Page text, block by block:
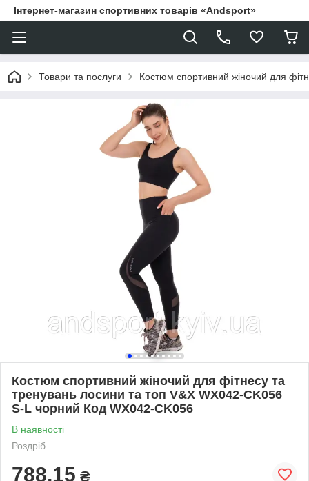
Інтернет-магазин спортивних товарів «Andsport»
Товари та послуги Костюм спортивний жіночий для
Костюм спортивний жіночий для фітнесу та
тренувань лосини та топ V&X WX042-CK056
S-L чорний Код WX042-CK056
В наявності
Роздріб
788,15 ₴